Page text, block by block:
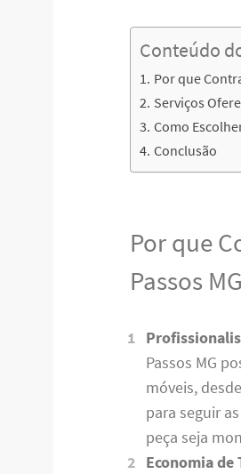
Conteúdo
Por que
Serviços
Como
Conclusão
Por que
Passos
Passos MG
móveis,
para seguir
peça seja
Economia de